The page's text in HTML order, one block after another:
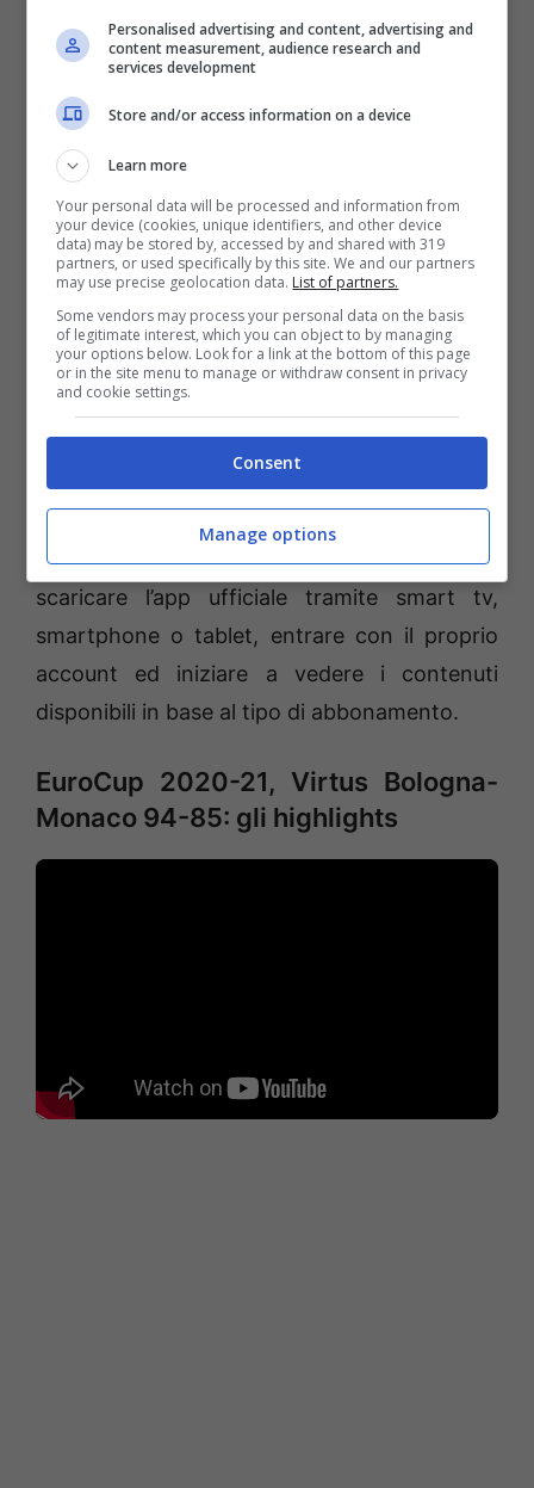
Sky, che consente di vedere anche le altre
partite attraverso l’acquisizione di un ticket.
Questa opzione è disponibile anche per i non
abbonati che possono registrarsi al servizio.
La sfida del “PalaDozza” sarà disponibile
anche suEleven Sportsche ha acquisito i
diritti della massima competizione europea di
basket.
Per seguire l’incontro bisognerà collegarsi al
sitowww.elevensports.com, registrarsi ed
accedere con le proprie credenziali e seguire
le istruzioni per acquistare il singolo evento o
uno dei pacchetti disponibili; altra modalità è
scaricare l’app ufficiale tramite smart tv,
smartphone o tablet, entrare con il proprio
account ed iniziare a vedere i contenuti
disponibili in base al tipo di abbonamento.
EuroCup 2020-21, Virtus Bologna-
Monaco 94-85: gli highlights
Personalised advertising and content, advertising and
content measurement, audience research and
services development
Store and/or access information on a device
Learn more
Your personal data will be processed and information from
your device (cookies, unique identifiers, and other device
data) may be stored by, accessed by and shared with 319
partners, or used specifically by this site. We and our partners
may use precise geolocation data. List of partners.
Some vendors may process your personal data on the basis
of legitimate interest, which you can object to by managing
your options below. Look for a link at the bottom of this page
or in the site menu to manage or withdraw consent in privacy
and cookie settings.
Consent
Manage options